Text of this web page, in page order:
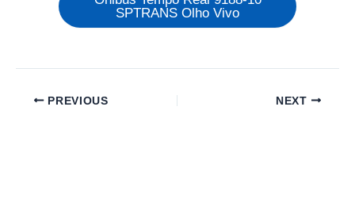
SPTRANS Olho Vivo
PREVIOUS NEXT